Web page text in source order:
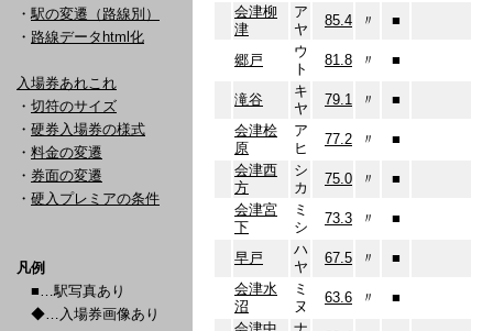
・ 駅の変遷（路線別）
・ 路線データhtml化
入場券あれこれ
・ 切符のサイズ
・ 硬券入場券の様式
・ 料金の変遷
・ 券面の変遷
・ 硬入プレミアの条件
凡例
■…駅写真あり
◆…入場券画像あり
会津柳
津
ア
ヤ
85.4 〃 ■
郷戸
ウ
ト
81.8 〃 ■
滝谷
キ
ヤ
79.1 〃
■
会津桧
原
ア
ヒ
77.2 〃
■
会津西
方
シ
カ
75.0 〃
■
会津宮
下
ミ
シ
73.3 〃 ■
早戸
ハ
ヤ
67.5 〃
■
会津水
沼
ミ
ヌ
63.6 〃
■